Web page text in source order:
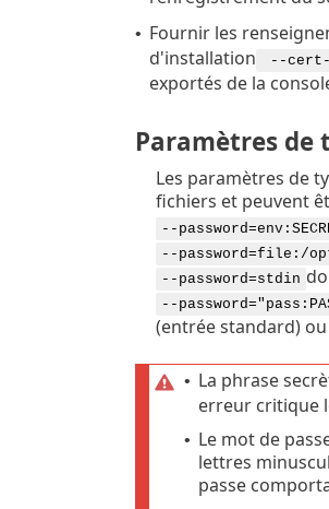
• Fournir les
d'installation
--cert-
exportés de la
Paramètres de
Les paramètres de
fichiers et peuvent
--
--password=file:/
--password=stdin
--
(entrée standard)
• La phrase
erreur critique
• Le mot de
lettres
passe